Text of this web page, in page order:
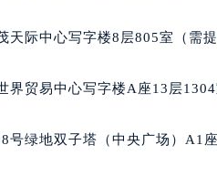
路928号同德昆明广场写字楼
正街88号华侨城长安国际中心
东道100号万达广场写字楼A
际中心写字楼8层805室（需提
界贸易中心写字楼A座13层1304
号绿地双子塔（中央广场）A1